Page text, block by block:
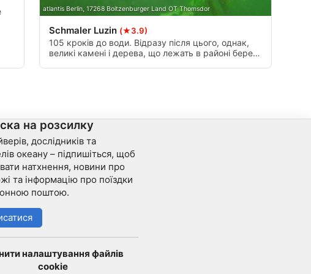
atlantis Berlin, 17268 Boitzenburger Land OT Thomsdor
Schmaler Luzin (★3.9)
105 кроків до води. Відразу після цього, однак,
великі камені і дерева, що лежать в районі берега
на розсилку
дослідників та
океану – підпишіться, щоб
натхнення, новини про
та інформацію про поїздки
поштою.
налаштування файлів
cookie